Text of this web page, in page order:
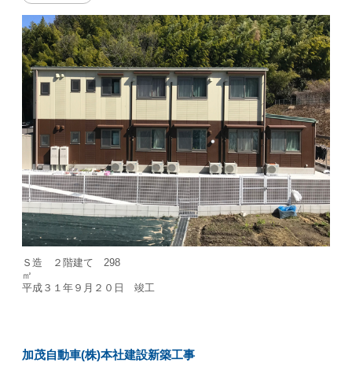
Ｓ造 ２階建て 298
平成３１年９月２０日 竣工
加茂自動車(株)本社建設新築工事